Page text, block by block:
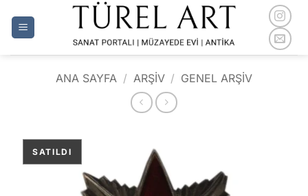
ANA SAYFA / ARŞİV / GENEL ARŞIV